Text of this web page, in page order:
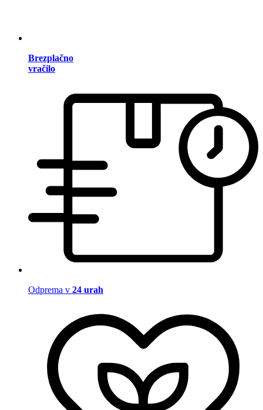
Brezplačno
vračilo
Odprema v 24 urah